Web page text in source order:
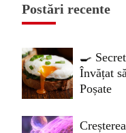
Postări recente
🍳
Învățat
Poșate